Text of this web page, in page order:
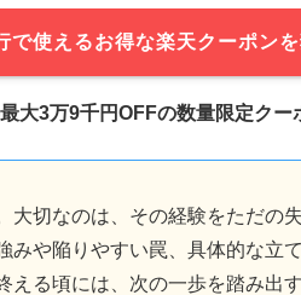
で使えるお得な楽天クーポン
大3万9千円OFFの数量限定クー
大切なのは、その経験をただの
みや陥りやすい罠、具体的な立
る頃には、次の一歩を踏み出